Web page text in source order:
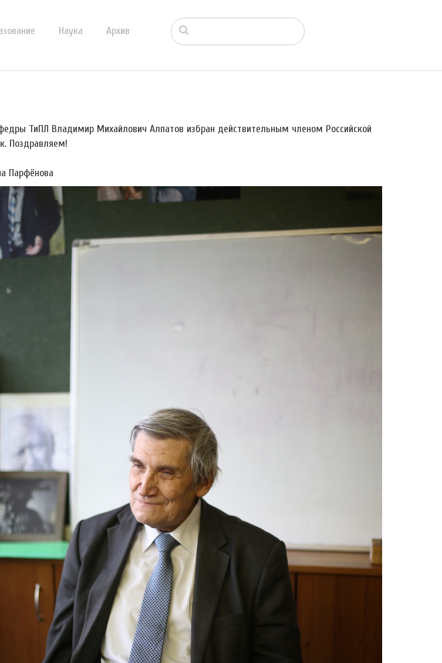
Наука Архив
ТиПЛ Владимир Михайлович Алпатов избран действительным членом Российской
Поздравляем!
Парфёнова